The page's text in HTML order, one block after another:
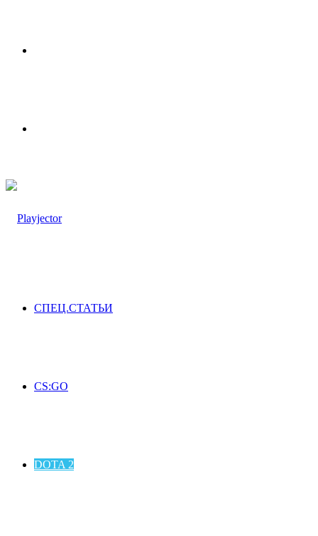
СПЕЦ.СТАТЬИ
CS:GO
DOTA 2